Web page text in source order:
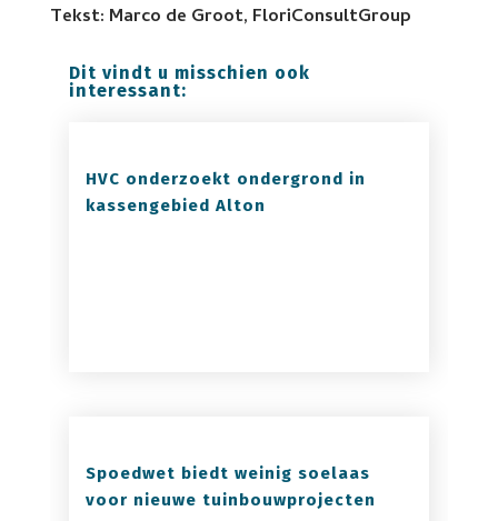
Tekst: Marco de Groot, FloriConsultGroup
Dit vindt u misschien ook
interessant:
HVC onderzoekt ondergrond in
kassengebied Alton
Spoedwet biedt weinig soelaas
voor nieuwe tuinbouwprojecten